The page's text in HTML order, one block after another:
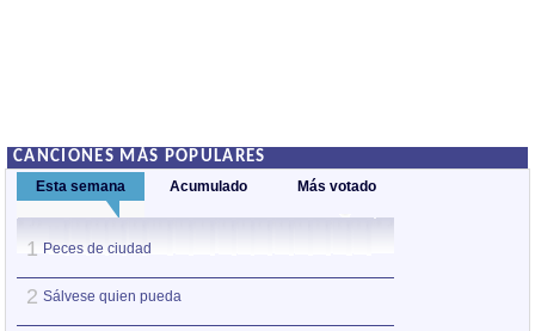
CANCIONES MÁS POPULARES
Esta semana Acumulado Más votado
1 Peces de ciudad
2 Sálvese quien pueda